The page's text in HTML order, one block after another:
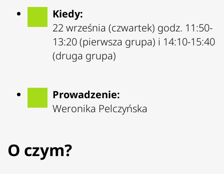
Kiedy:
22 września (czwartek) godz. 11:50-
13:20 (pierwsza grupa) i 14:10-15:40
(druga grupa)
Prowadzenie:
Weronika Pelczyńska
O czym?